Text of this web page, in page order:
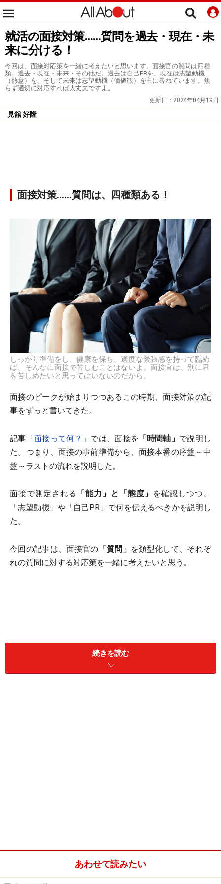
就活の面接対策……質問を過去・現在・未
来に分ける！
今回は、面接対応策を一緒に考えたいと思います。面接官の質問は四種
類。過去・現在・未来・その他だ。過去は自己PRを、現在は志望動機
（熱意）を、そして未来は志望動機（価値観）を主に尋ねています。焦
らず適切に対応すれば大丈夫ですよ。
更新日： 2024年04月19日
見舘 好隆
面接対策……質問は、四種類ある！
しっかり準備をし、健康を保ち、適度な緊張感を持って臨め
ば、そんなに面接で苦しむことはないよ。面接官は、別に君
を苦しめたいと思ってはいないのだから。
面接のピークが始まりつつあるこの時期、面接対策の記
事をずっと書いてきた。
記事 「面接って何？」 では、面接を 「時間軸」 で説明し
た。つまり、面接の事前準備から、面接本番の序盤～中
盤～ラストの流れを説明した。
面接で測定される 「能力」と「態度」 を確認しつつ、
「志望動機」や「自己PR」で何を伝えるべきかを説明し
た。
今回の記事は、面接官の 「質問」 を類型化して、それぞ
れの質問に対する対応策を一緒に考えたいと思う。
続きを読む
あわせて読みたい